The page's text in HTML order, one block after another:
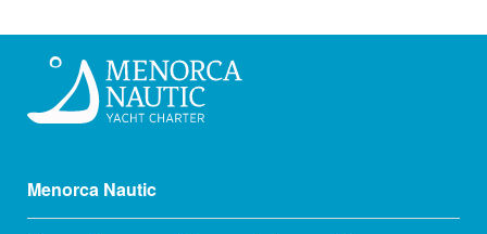
Menorca Nautic